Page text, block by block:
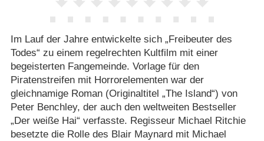
Im Lauf der Jahre entwickelte sich „Freibeuter des
Todes“ zu einem regelrechten Kultfilm mit einer
begeisterten Fangemeinde. Vorlage für den
Piratenstreifen mit Horrorelementen war der
gleichnamige Roman (Originaltitel „The Island“) von
Peter Benchley, der auch den weltweiten Bestseller
„Der weiße Hai“ verfasste. Regisseur Michael Ritchie
besetzte die Rolle des Blair Maynard mit Michael